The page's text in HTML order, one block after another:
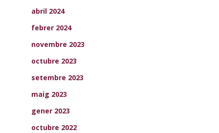
abril 2024
febrer 2024
novembre 2023
octubre 2023
setembre 2023
maig 2023
gener 2023
octubre 2022